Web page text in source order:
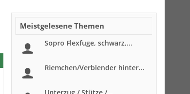
Meistgelesene Themen
Sopro Flexfuge, schwarz,...
Riemchen/Verblender hinter...